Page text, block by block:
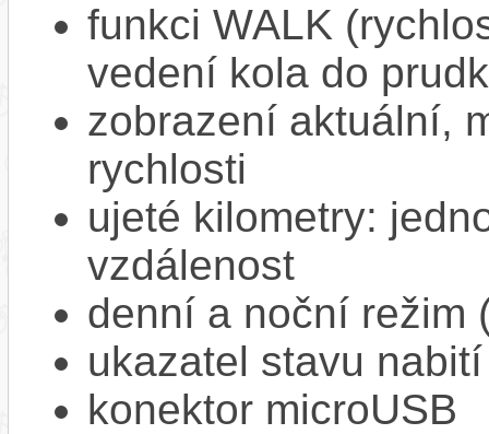
funkci WALK
vedení kola do
zobrazení aktuální,
rychlosti
ujeté kilometry:
vzdálenost
denní a noční režim
ukazatel stavu
konektor microUSB